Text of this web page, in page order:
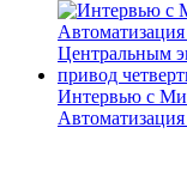
Интервью с
Автоматизация